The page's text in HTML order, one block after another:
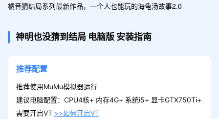
橘音猜结局系列最新作品，一个人也能玩的海龟汤故事2.0
神明也没猜到结局 电脑版 安装指南
推荐配置
推荐使用MuMu模拟器运行
建议电脑配置：CPU4核+ 内存4G+ 系统i5+ 显卡GTX750Ti+
需要开启VT >>如何开启VT